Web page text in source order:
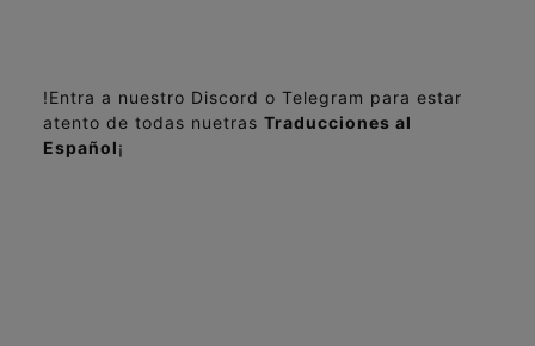
!Entra a nuestro Discord o Telegram para estar
atento de todas nuetras Traducciones al
Español¡